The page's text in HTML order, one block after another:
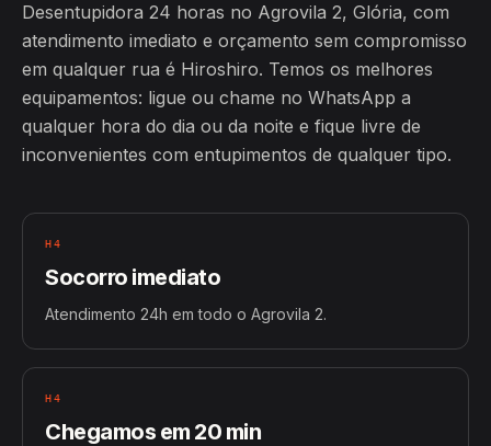
Desentupidora 24 horas no Agrovila 2, Glória, com
atendimento imediato e orçamento sem compromisso
em qualquer rua é Hiroshiro. Temos os melhores
equipamentos: ligue ou chame no WhatsApp a
qualquer hora do dia ou da noite e fique livre de
inconvenientes com entupimentos de qualquer tipo.
H4
Socorro imediato
Atendimento 24h em todo o Agrovila 2.
H4
Chegamos em 20 min